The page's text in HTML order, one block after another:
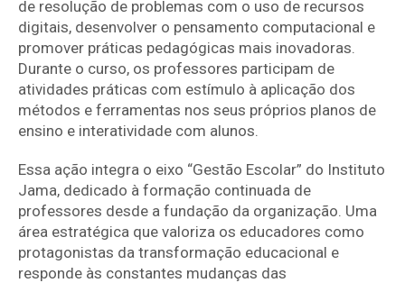
de resolução de problemas com o uso de recursos
digitais, desenvolver o pensamento computacional e
promover práticas pedagógicas mais inovadoras.
Durante o curso, os professores participam de
atividades práticas com estímulo à aplicação dos
métodos e ferramentas nos seus próprios planos de
ensino e interatividade com alunos
Essa ação integra o eixo “Gestão Escolar” do Instituto
Jama, dedicado à formação continuada de
professores desde a fundação da organização. Uma
área estratégica que valoriza os educadores como
protagonistas da transformação educacional e
responde às constantes mudanças das